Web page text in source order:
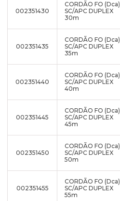
002351430
CORDÃO FO (Dca)
SC/APC DUPLEX
30m
002351435
CORDÃO FO (Dca)
SC/APC DUPLEX
35m
002351440
CORDÃO FO (Dca)
SC/APC DUPLEX
40m
002351445
CORDÃO FO (Dca)
SC/APC DUPLEX
45m
002351450
CORDÃO FO (Dca)
SC/APC DUPLEX
50m
002351455
CORDÃO FO (Dca)
SC/APC DUPLEX
55m